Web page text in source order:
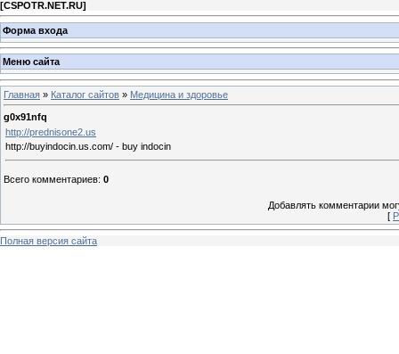
[CSPOTR.NET.RU]
Форма входа
Меню сайта
Главная » Каталог сайтов » Медицина и здоровье
g0x91nfq
http://prednisone2.us
http://buyindocin.us.com/ - buy indocin
Всего комментариев: 0
Добавлять комментарии
[
Полная версия сайта